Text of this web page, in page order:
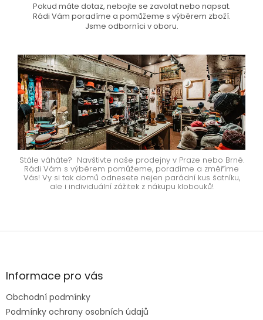
Pokud máte dotaz, nebojte se zavolat nebo napsat.
Rádi Vám poradíme a pomůžeme s výběrem zboží.
Jsme odborníci v oboru.
Stále váháte? Navštivte naše prodejny v Praze nebo Brně.
Rádi Vám s výběrem pomůžeme, poradíme a změříme
Vás! Vy si tak domů odnesete nejen parádní kus šatníku,
ale i individuální zážitek z nákupu klobouků!
Z
aInformace pro vás
Obchodní podmínky
Podmínky ochrany osobních údajů